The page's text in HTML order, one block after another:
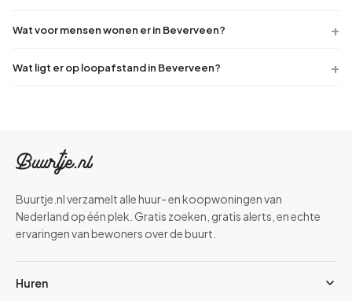
Wat voor mensen wonen er in Beverveen?
Wat ligt er op loopafstand in Beverveen?
Buurtje.nl verzamelt alle huur- en koopwoningen van
Nederland op één plek. Gratis zoeken, gratis alerts, en echte
ervaringen van bewoners over de buurt.
Huren